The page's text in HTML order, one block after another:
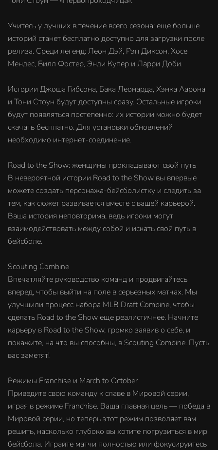
Учитесь у лучших в течение всего сезона: еще больше
историй станет бесплатно доступно для загрузки после
релиза. Среди легенд: Леон Дэй, Рэп Диксон, Хосе
Мендес, Билл Фостер, Энди Купер и Ларри Доби.
Истории Джоша Гибсона, Бака Леонарда, Хэнка Аарона
и Тони Стоун будут доступны сразу. Остальные игроки
будут появляться постепенно: их истории можно будет
скачать бесплатно. Для установки обновлений
необходимо интернет-соединение.
Road to the Show: женщины прокладывают свой путь
В невероятной истории Road to the Show вы впервые
можете создать персонажа-бейсболистку и следить за
тем, как сюжет развивается вместе с вашей карьерой.
Ваша история неповторима, ведь игроки могут
взаимодействовать между собой и искать свой путь в
бейсболе.
Scouting Combine
Впечатляйте руководство команд и продвигайтесь
вперед, чтобы выйти на поле в серьезных матчах. Мы
улучшили процесс набора MLB Draft Combine, чтобы
сделать Road to the Show еще реалистичнее. Начните
карьеру в Road to the Show, громко заявив о себе, и
покажите, на что вы способны, в Scouting Combine. Пусть
вас заметят!
Режимы Franchise и March to October
Приведите свою команду к славе в Мировой серии,
играя в режиме Franchise. Ваша главная цель — победа в
Мировой серии, но теперь этот режим позволяет вам
решить, насколько глубоко вы хотите погрузиться в мир
бейсбола. Играйте матчи полностью или фокусируйтесь